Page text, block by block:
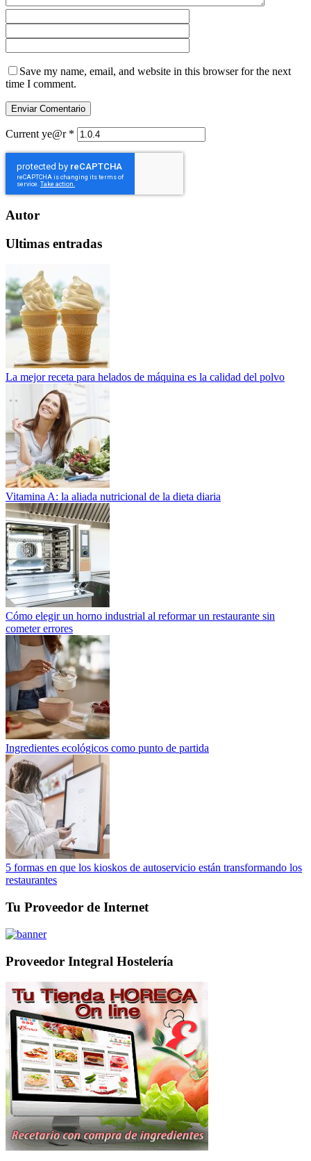
Save my name, email, and website in this browser for the next
time I comment.
Current ye@r *
Autor
Ultimas entradas
La mejor receta para helados de máquina es la calidad del polvo
Vitamina A: la aliada nutricional de la dieta diaria
Cómo elegir un horno industrial al reformar un restaurante sin
cometer errores
Ingredientes ecológicos como punto de partida
5 formas en que los kioskos de autoservicio están transformando los
restaurantes
Tu Proveedor de Internet
Proveedor Integral Hostelería